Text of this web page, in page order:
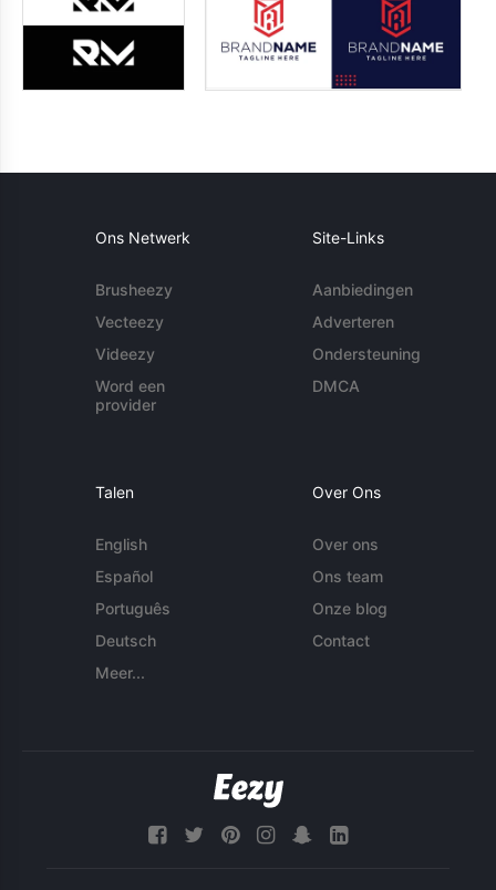
Ons Netwerk
Brusheezy
Vecteezy
Videezy
Word een
provider
Site-Links
Aanbiedingen
Adverteren
Ondersteuning
DMCA
Talen
English
Español
Português
Deutsch
Meer...
Over Ons
Over ons
Ons team
Onze blog
Contact